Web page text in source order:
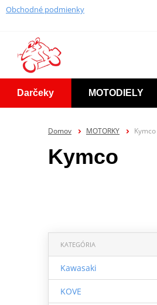
Obchodné podmienky
Darčeky MOTODIELY
Domov MOTORKY Kymco
Kymco
KATEGÓRIA
Kawasaki
KOVE